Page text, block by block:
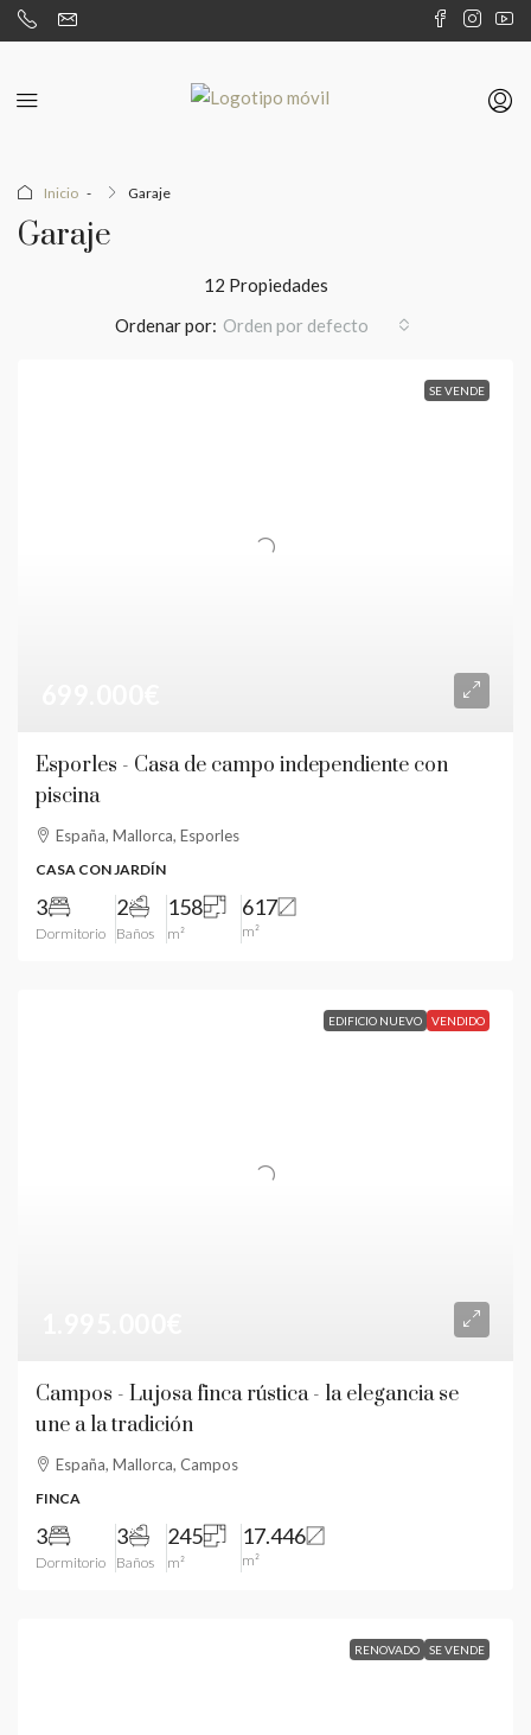
Inicio Garaje
Garaje
12 Propiedades
Ordenar por: Orden por defecto
SE VENDE
Esporles - Casa de campo independiente con
piscina
España, Mallorca, Esporles
CASA CON JARDÍN
3
Dormitorio
2
Baños
158
m²
617
m²
EDIFICIO NUEVO VENDIDO
Campos - Lujosa finca rústica - la elegancia se
une a la tradición
España, Mallorca, Campos
FINCA
3
Dormitorio
3
Baños
245
m²
17.446
m²
RENOVADO SE VENDE